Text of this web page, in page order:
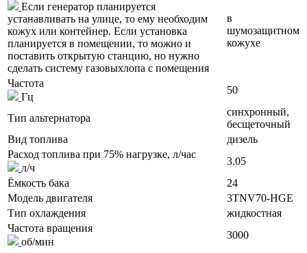
Если генератор планируется
устанавливать на улице, то ему необходим
кожух или контейнер. Если установка
планируется в помещении, то можно и
поставить открытую станцию, но нужно
сделать систему газовыхлопа с помещения
в
шумозащитном
кожухе
Частота
Гц
50
Тип альтернатора
синхронный,
бесщеточный
Вид топлива
дизель
Расход топлива при 75% нагрузке, л/час
л/ч
3.05
Ёмкость бака
24
Модель двигателя
3TNV70-HGE
Тип охлаждения
жидкостная
Частота вращения
об/мин
3000